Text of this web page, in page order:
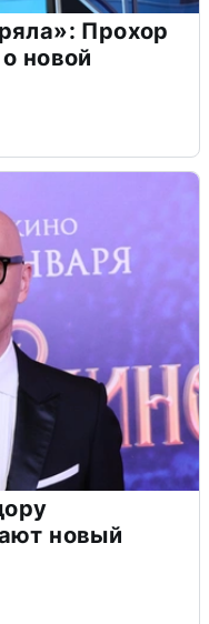
Прохор
новой
новый